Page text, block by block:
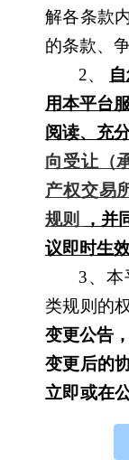
解各条款
的条款、
2、
用本平台
阅读、充
向受让（
产权交易
规则
，并
议即时生效
3、
类规则的
变更公告
变更后的
立即或在
若您/贵机
即表示您/